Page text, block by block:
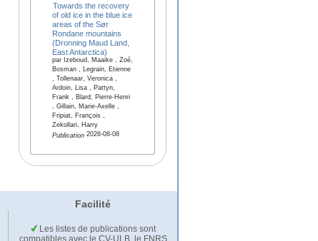
Towards the recovery
of old ice in the blue ice
areas of the Sør
Rondane mountains
(Dronning Maud Land,
East Antarctica)
par Izeboud, Maaike , Zoé,
Bosman , Legrain, Etienne
, Tollenaar, Veronica ,
Ardoin, Lisa , Pattyn,
Frank , Blard, Pierre-Henri
, Gillain, Marie-Axelle ,
Fripiat, François ,
Zekollari, Harry
Publication2026-08-08
Facilité
Les listes de publications sont